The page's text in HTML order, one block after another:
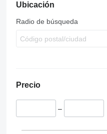
B-series
Ubicación
Radio de búsqueda
Precio
–